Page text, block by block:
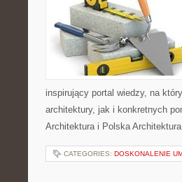
inspirujący portal wiedzy, na
architektury, jak i konkretnych
Architektura i Polska
CATEGORIES: DOSKONALENIE